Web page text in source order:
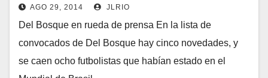
AGO 29, 2014 JLRIO
Del Bosque en rueda de prensa En la lista de
convocados de Del Bosque hay cinco novedades, y
se caen ocho futbolistas que habían estado en el